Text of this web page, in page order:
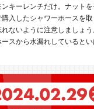
キーレンチだけ。ナット
入したシャワーホースを
ないように注意しましょ
スから水漏れしていると